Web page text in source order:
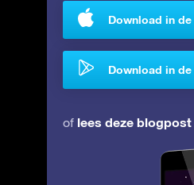
Download in
Download in
of lees deze blogpost